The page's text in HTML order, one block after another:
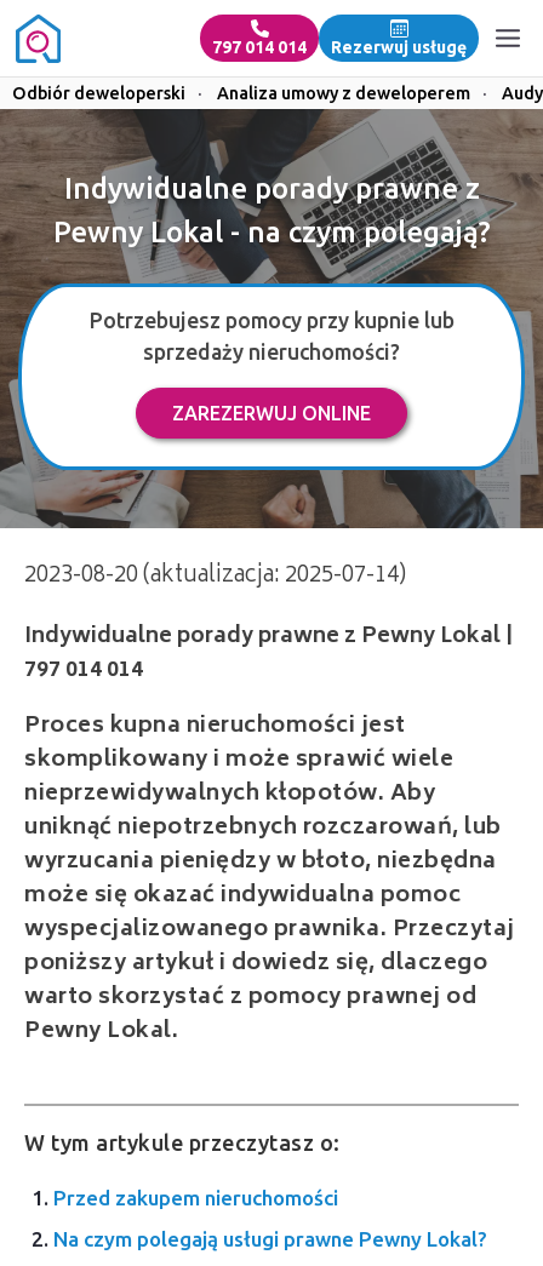
797 014 014 Rezerwuj usługę
Odbiór deweloperski · Analiza umowy z deweloperem ·
Indywidualne porady prawne z
Pewny Lokal - na czym polegają?
Potrzebujesz pomocy przy kupnie lub
sprzedaży nieruchomości?
ZAREZERWUJ ONLINE
2023-08-20 (aktualizacja: 2025-07-14)
Indywidualne porady prawne z Pewny Lokal |
Proces kupna nieruchomości jest
skomplikowany i może sprawić wiele
nieprzewidywalnych kłopotów. Aby
uniknąć niepotrzebnych rozczarowań, lub
wyrzucania pieniędzy w błoto, niezbędna
może się okazać indywidualna pomoc
wyspecjalizowanego prawnika. Przeczytaj
poniższy artykuł i dowiedz się, dlaczego
warto skorzystać z pomocy prawnej od
Pewny Lokal.
W tym artykule przeczytasz o:
Przed zakupem nieruchomości
Na czym polegają usługi prawne Pewny Lokal?